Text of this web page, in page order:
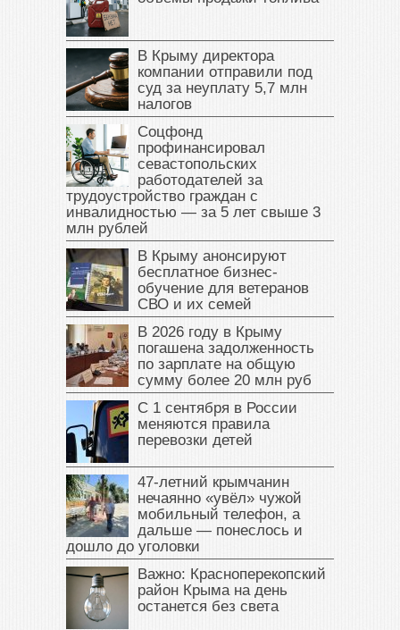
В Крыму директора
компании отправили под
суд за неуплату 5,7 млн
налогов
Соцфонд
профинансировал
севастопольских
работодателей за
трудоустройство граждан с
инвалидностью — за 5 лет свыше 3
млн рублей
В Крыму анонсируют
бесплатное бизнес-
обучение для ветеранов
СВО и их семей
В 2026 году в Крыму
погашена задолженность
по зарплате на общую
сумму более 20 млн руб
С 1 сентября в России
меняются правила
перевозки детей
47‑летний крымчанин
нечаянно «увёл» чужой
мобильный телефон, а
дальше — понеслось и
дошло до уголовки
Важно: Красноперекопский
район Крыма на день
останется без света